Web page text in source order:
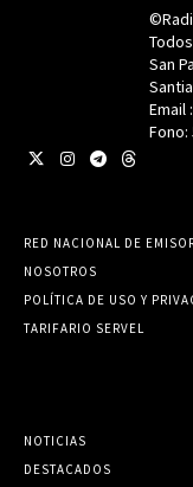
San
Email
Fono:
RED NACIONAL DE
NOSOTROS
POLÍTICA DE USO Y
TARIFARIO SERVEL
NOTICIAS
DESTACADOS